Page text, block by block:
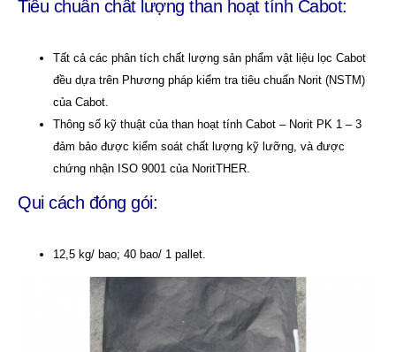
Tiêu chuẩn chất lượng than hoạt tính Cabot:
Tất cả các phân tích chất lượng sản phẩm vật liệu lọc Cabot
đều dựa trên Phương pháp kiểm tra tiêu chuẩn Norit (NSTM)
của Cabot.
Thông số kỹ thuật của than hoạt tính Cabot – Norit PK 1 – 3
đảm bảo được kiểm soát chất lượng kỹ lưỡng, và được
chứng nhận ISO 9001 của NoritTHER.
Qui cách đóng gói:
12,5 kg/ bao; 40 bao/ 1 pallet.